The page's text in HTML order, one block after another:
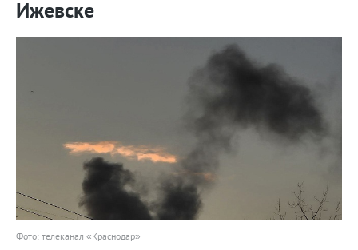
Ижевске
Фото: телеканал «Краснодар»